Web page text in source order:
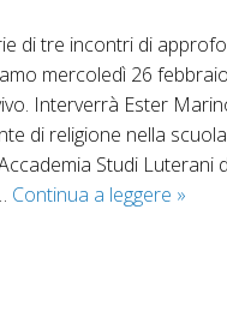
di tre incontri di
mercoledì 26
Interverrà Ester
di religione nella
Studi Luterani
Continua a leggere Credi
»